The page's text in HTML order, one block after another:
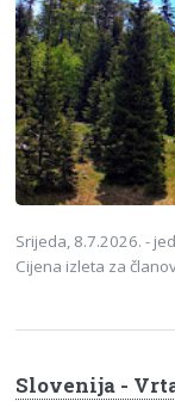
Srijeda, 8.7.2026. -
Cijena izleta za
Slovenija -